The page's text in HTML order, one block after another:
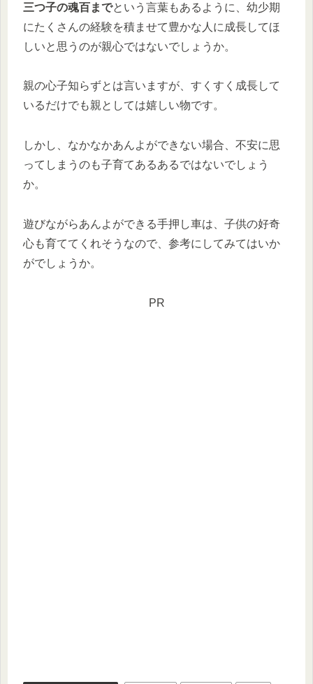
三つ子の魂百までという言葉もあるように、幼少期
にたくさんの経験を積ませて豊かな人に成長してほ
しいと思うのが親心ではないでしょうか。
親の心子知らずとは言いますが、すくすく成長して
いるだけでも親としては嬉しい物です。
しかし、なかなかあんよができない場合、不安に思
ってしまうのも子育てあるあるではないでしょう
か。
遊びながらあんよができる手押し車は、子供の好奇
心も育ててくれそうなので、参考にしてみてはいか
がでしょうか。
PR